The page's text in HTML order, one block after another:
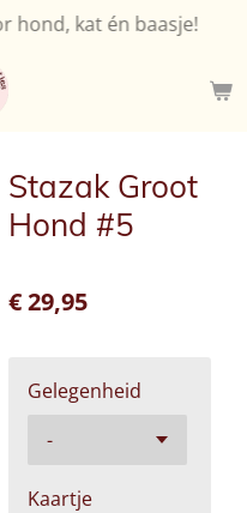
hond, kat én baasje!
Stazak Groot
Hond #5
€ 29,95
Gelegenheid
Kaartje